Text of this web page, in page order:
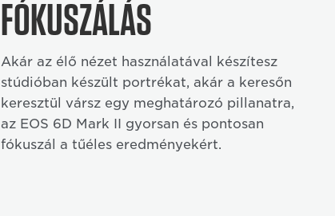
FÓKUSZÁLÁS
Akár az élő nézet használatával készítesz
stúdióban készült portrékat, akár a keresőn
keresztül vársz egy meghatározó pillanatra,
az EOS 6D Mark II gyorsan és pontosan
fókuszál a tűéles eredményekért.